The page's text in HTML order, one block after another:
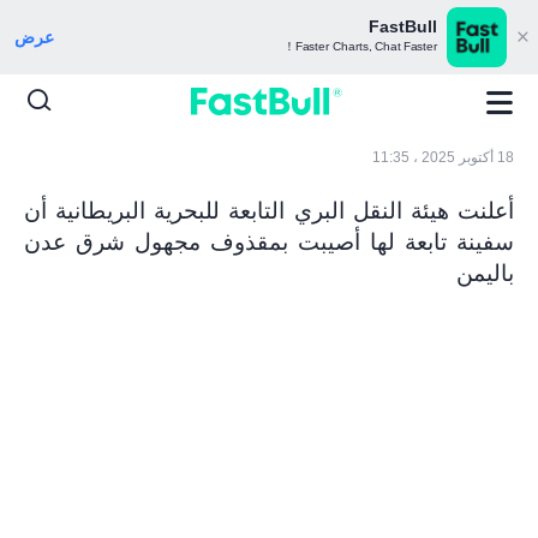
FastBull
Faster Charts, Chat Faster！ عرض
18 أكتوبر 2025 ، 11:35
أعلنت هيئة النقل البري التابعة للبحرية البريطانية أن
سفينة تابعة لها أصيبت بمقذوف مجهول شرق عدن
باليمن